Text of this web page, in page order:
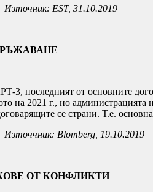
Източник: ЕST, 31.10.2019
3, последният от основните
на 2021 г., но
се страни. Т.е.
Източчник: Blomberg, 19.10.2019
ОТ КОНФЛИКТИ